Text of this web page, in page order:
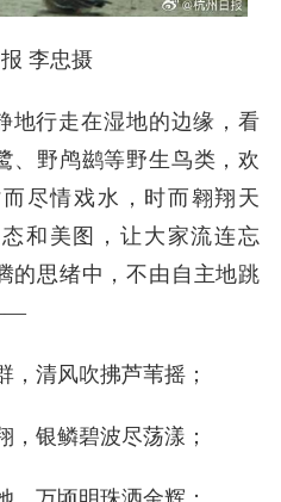
李忠摄
地行走在湿地的边缘，看
、野鸬鹚等野生鸟类，欢
尽情戏水，时而翱翔天
和美图，让大家流连忘
的思绪中，不由自主地跳
，清风吹拂芦苇摇；
，银鳞碧波尽荡漾；